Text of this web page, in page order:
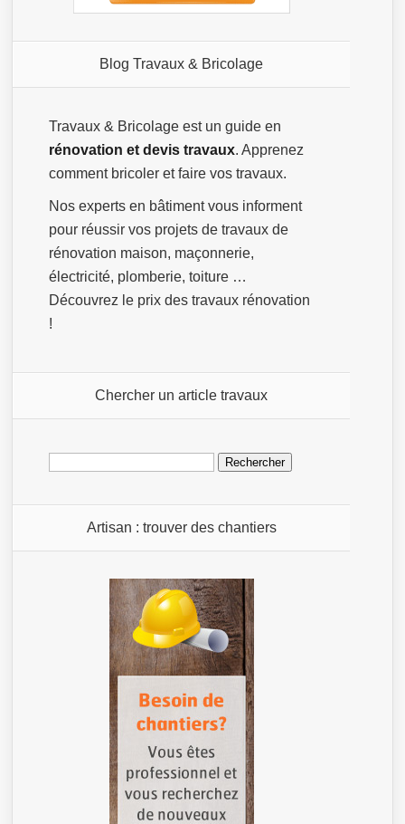
Blog Travaux & Bricolage
Travaux & Bricolage est un guide en
rénovation et devis travaux. Apprenez
comment bricoler et faire vos travaux.
Nos experts en bâtiment vous informent
pour réussir vos projets de travaux de
rénovation maison, maçonnerie,
électricité, plomberie, toiture …
Découvrez le prix des travaux rénovation
!
Chercher un article travaux
Rechercher :
Artisan : trouver des chantiers